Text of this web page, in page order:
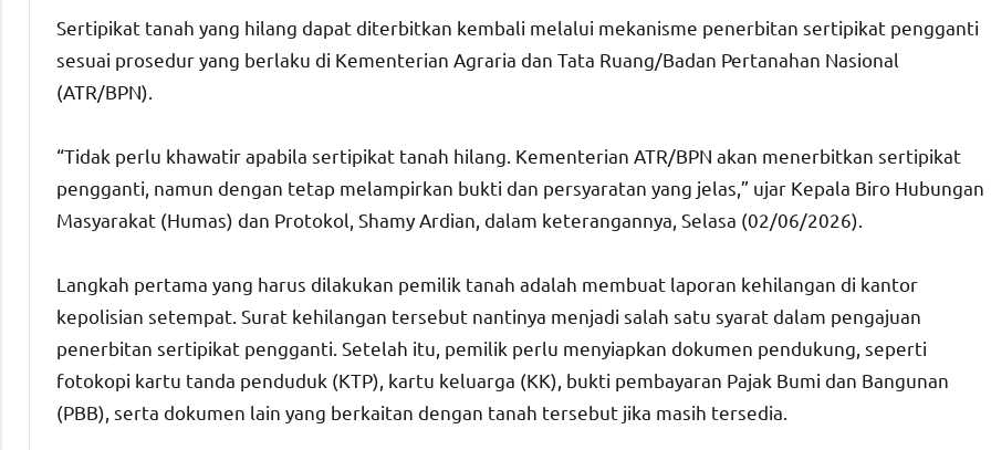
Sertipikat tanah yang hilang dapat diterbitkan kembali melalui mekanisme penerbitan sertipikat pengganti
sesuai prosedur yang berlaku di Kementerian Agraria dan Tata Ruang/Badan Pertanahan Nasional
(ATR/BPN).
“Tidak perlu khawatir apabila sertipikat tanah hilang. Kementerian ATR/BPN akan menerbitkan sertipikat
pengganti, namun dengan tetap melampirkan bukti dan persyaratan yang jelas,” ujar Kepala Biro Hubungan
Masyarakat (Humas) dan Protokol, Shamy Ardian, dalam keterangannya, Selasa (02/06/2026).
Langkah pertama yang harus dilakukan pemilik tanah adalah membuat laporan kehilangan di kantor
kepolisian setempat. Surat kehilangan tersebut nantinya menjadi salah satu syarat dalam pengajuan
penerbitan sertipikat pengganti. Setelah itu, pemilik perlu menyiapkan dokumen pendukung, seperti
fotokopi kartu tanda penduduk (KTP), kartu keluarga (KK), bukti pembayaran Pajak Bumi dan Bangunan
(PBB), serta dokumen lain yang berkaitan dengan tanah tersebut jika masih tersedia.